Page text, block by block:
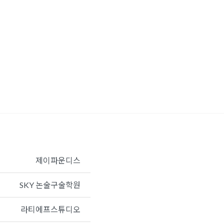
제이파운디스
SKY 논술구술학원
라티에프스튜디오